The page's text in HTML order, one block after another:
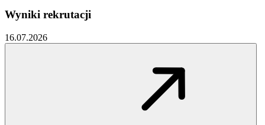
Wyniki rekrutacji
16.07.2026